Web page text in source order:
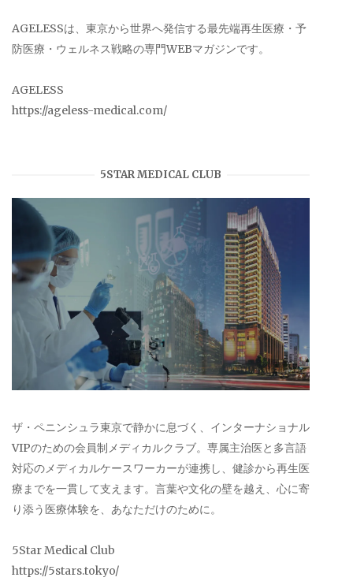
AGELESSは、東京から世界へ発信する最先端再生医療・予
防医療・ウェルネス戦略の専門WEBマガジンです。
AGELESS
https://ageless-medical.com/
5STAR MEDICAL CLUB
ザ・ペニンシュラ東京で静かに息づく、インターナショナル
VIPのための会員制メディカルクラブ。専属主治医と多言語
対応のメディカルケースワーカーが連携し、健診から再生医
療までを一貫して支えます。言葉や文化の壁を越え、心に寄
り添う医療体験を、あなただけのために。
5Star Medical Club
https://5stars.tokyo/